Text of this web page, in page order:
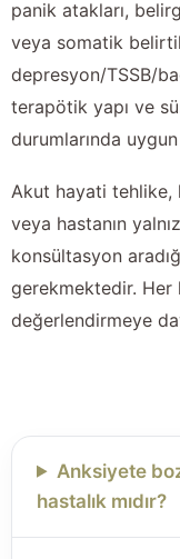
panik atakları,
veya somatik
depresyon/TSSB/
terapötik yapı ve
durumlarında
Akut hayati tehlike,
veya hastanın
konsültasyon
gerekmektedir.
değerlendirmeye
Anksiyete
hastalık mıdır?